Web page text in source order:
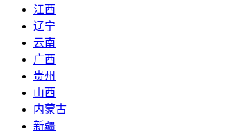
江西
辽宁
云南
广西
贵州
山西
内蒙古
新疆